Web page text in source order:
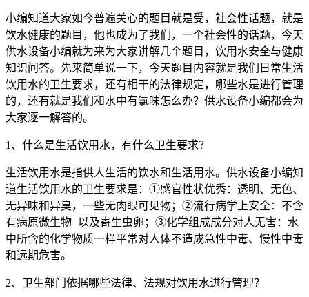
小编知道大家如今普遍关心的题目就是受，社会性话题，就是
饮水健康的题目，他也成为了我们，一个社会性的话题，今天
供水设备小编就为来为大家讲解几个题目，饮用水安全与健康
知识问答。先来简单说一下，今天题目内容就是我们日常生活
饮用水的卫生要求，还有相干的法律规定，哪些水是进行管理
的，还有就是我们和水中有氯味怎么办？供水设备小编都会为
大家逐一解答的。
1、什么是生活饮用水，有什么卫生要求？
生活饮用水是指供人生活的饮水和生活用水。供水设备小编知
道生活饮用水的卫生要求是：①感官性状优秀：透明、无色、
无异味和异臭，一些无肉眼可见物；②流行病学上安全：不含
有病原微生物=以及寄生虫卵；③化学组成成分对人无害：水
中所含的化学物质一样平常对人体不造成急性中毒、慢性中毒
和远期危害。
2、卫生部门依据哪些法律、法规对饮用水进行管理？